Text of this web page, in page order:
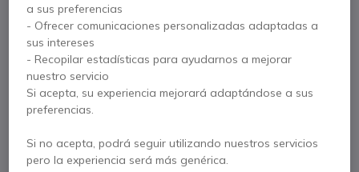
Características principales
Máxima comodidad
Función (PTT) Push-to-Talk
Almohadillas de silicona transparente
a sus preferencias
- Ofrecer comunicaciones personalizadas adaptadas a
sus intereses
- Recopilar estadísticas para ayudarnos a mejorar
nuestro servicio
Si acepta, su experiencia mejorará adaptándose a sus
preferencias.
Si no acepta, podrá seguir utilizando nuestros servicios
pero la experiencia será más genérica.